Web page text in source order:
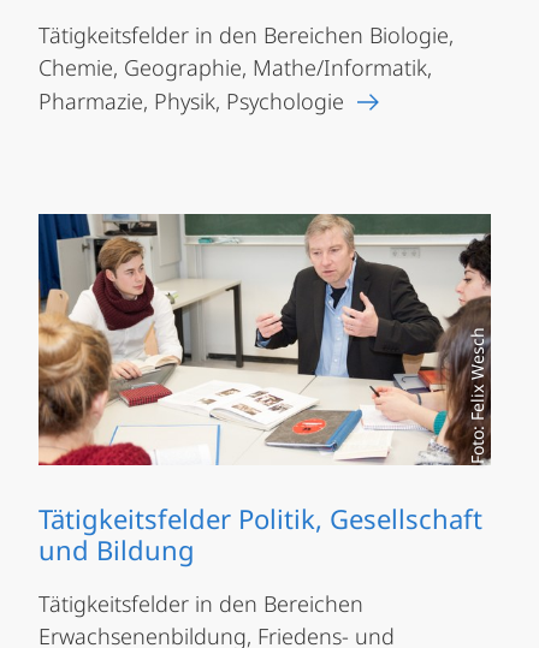
Tätigkeitsfelder in den Bereichen Biologie,
Chemie, Geographie, Mathe/Informatik,
Pharmazie, Physik, Psychologie
Foto: Felix Wesch
Tätigkeitsfelder Politik, Gesellschaft
und Bildung
Tätigkeitsfelder in den Bereichen
Erwachsenenbildung, Friedens- und